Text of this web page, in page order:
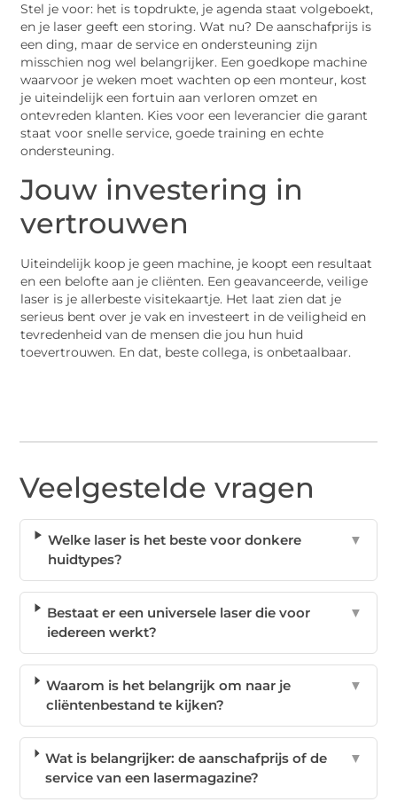
Stel je voor: het is topdrukte, je agenda staat volgeboekt,
en je laser geeft een storing. Wat nu? De aanschafprijs is
een ding, maar de service en ondersteuning zijn
misschien nog wel belangrijker. Een goedkope machine
waarvoor je weken moet wachten op een monteur, kost
je uiteindelijk een fortuin aan verloren omzet en
ontevreden klanten. Kies voor een leverancier die garant
staat voor snelle service, goede training en echte
ondersteuning.
Jouw investering in
vertrouwen
Uiteindelijk koop je geen machine, je koopt een resultaat
en een belofte aan je cliënten. Een geavanceerde, veilige
laser is je allerbeste visitekaartje. Het laat zien dat je
serieus bent over je vak en investeert in de veiligheid en
tevredenheid van de mensen die jou hun huid
toevertrouwen. En dat, beste collega, is onbetaalbaar.
Veelgestelde vragen
Welke laser is het beste voor donkere
huidtypes?
▼
Bestaat er een universele laser die voor
iedereen werkt?
▼
Waarom is het belangrijk om naar je
cliëntenbestand te kijken?
▼
Wat is belangrijker: de aanschafprijs of de
service van een lasermagazine?
▼